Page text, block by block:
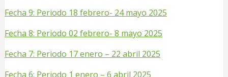
Fecha 9: Periodo 18 febrero- 24 mayo 2025
Fecha 8: Periodo 02 febrero- 8 mayo 2025
Fecha 7: Periodo 17 enero – 22 abril 2025
Fecha 6: Periodo 1 enero – 6 abril 2025